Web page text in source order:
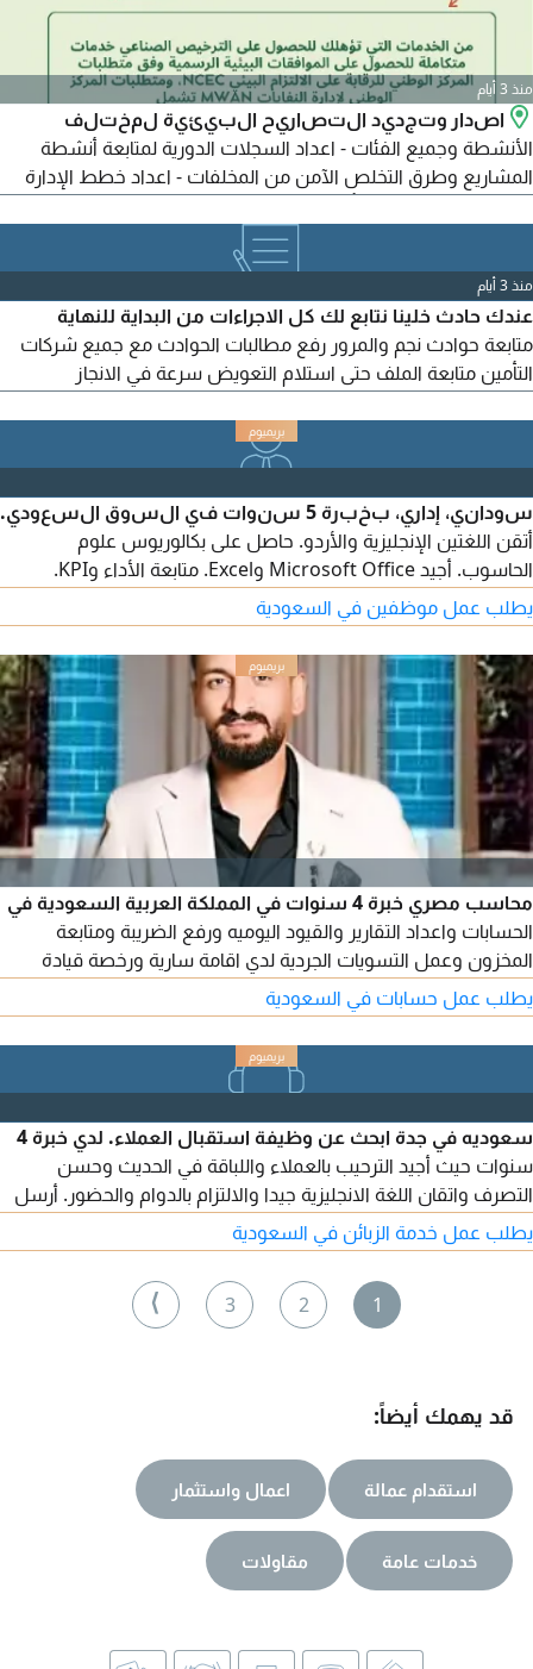
منذ 3 أيام
اصدار وتجديد التصاريح البيئية لمختلف
الأنشطة وجميع الفئات - اعداد السجلات الدورية لمتابعة أنشطة
المشاريع وطرق التخلص الآمن من المخلفات - اعداد خطط الإدارة
لاعادة تأهيل المناطق الملوثة - اعداد الدراسات لاصدار التراخيص من
NCEC
منذ 3 أيام
عندك حادث خلينا نتابع لك كل الاجراءات من البداية للنهاية
متابعة حوادث نجم والمرور رفع مطالبات الحوادث مع جميع شركات
التأمين متابعة الملف حتى استلام التعويض سرعة في الانجاز
احترافية للتواصل والاستفسار واتساب نجم المرور تأمين حوادث
سوداني، إداري، بخبرة 5 سنوات في السوق السعودي.
أتقن اللغتين الإنجليزية والأردو. حاصل على بكالوريوس علوم
الحاسوب. أجيد Microsoft Office وExcel. متابعة الأداء وKPI.
الإقامة والرخصة سارية المفعول.
يطلب عمل موظفين في السعودية
محاسب مصري خبرة 4 سنوات في المملكة العربية السعودية في
الحسابات واعداد التقارير والقيود اليوميه ورفع الضريبة ومتابعة
المخزون وعمل التسويات الجردية لدي اقامة سارية ورخصة قيادة
وأجيد استخدام جميع البرامج المحاسبية وجاهز للعمل
يطلب عمل حسابات في السعودية
سعوديه في جدة ابحث عن وظيفة استقبال العملاء. لدي خبرة 4
سنوات حيث أجيد الترحيب بالعملاء واللباقة في الحديث وحسن
التصرف واتقان اللغة الانجليزية جيدا والالتزام بالدوام والحضور. أرسل
واتساب للتواصل والاستفسارات للمزيد
يطلب عمل خدمة الزبائن في السعودية
1
2
3
⟩
قد يهمك أيضاً:
استقدام عمالة اعمال واستثمار
خدمات عامة مقاولات